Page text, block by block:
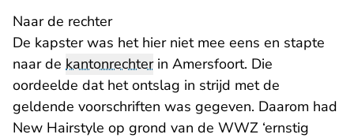
Naar de rechter
De kapster was het hier niet mee eens en stapte
naar de kantonrechterin Amersfoort. Die
oordeelde dat het ontslag in strijd met de
geldende voorschriften was gegeven. Daarom had
New Hairstyle op grond van de WWZ ‘ernstig